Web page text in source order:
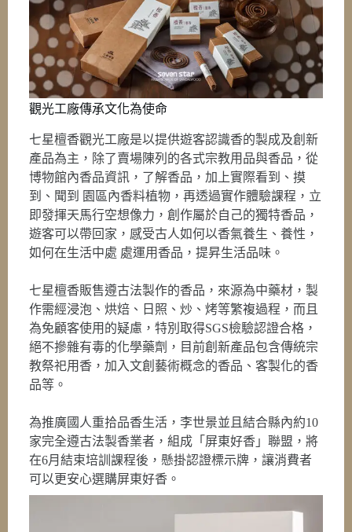
觀光工廠傳承文化為使命
七星檀香觀光工廠是以提供遊客認識香的製成及創新
產品為主，除了賣場陳列的各式宗教用品與香品，從
博物館內香品資訊，了解香品，加上實際看到、摸
到、聞到 園區內香料植物，再透過實作體驗課程，立
即發揮天馬行空想像力，創作屬於自己的獨特香品，
遊客可以帶回家，感受古人如何以香氣養生、養性，
如何在生活中處 處運用香品，提昇生活品味。
七星檀香販售遵古法製作的香品，來源為中藥材，製
作需經浸泡、烘焙、日照、炒、烤等繁複過程，而且
為免顧客使用的疑慮，特別取得SGS檢驗認證合格，
絕不摻雜有毒的化學藥劑，目前創新產品包含傳統宗
教祭祀用香，加入文創藝術概念的香品、客製化的香
品等。
為推廣國人重拾品香生活，李世景並且結合縣內約10
家完全遵古法製香業者，組成「屏東好香」聯盟，將
在6月結束培訓課程後，懸掛認證標示牌，讓消費者
可以更安心選購屏東好香。